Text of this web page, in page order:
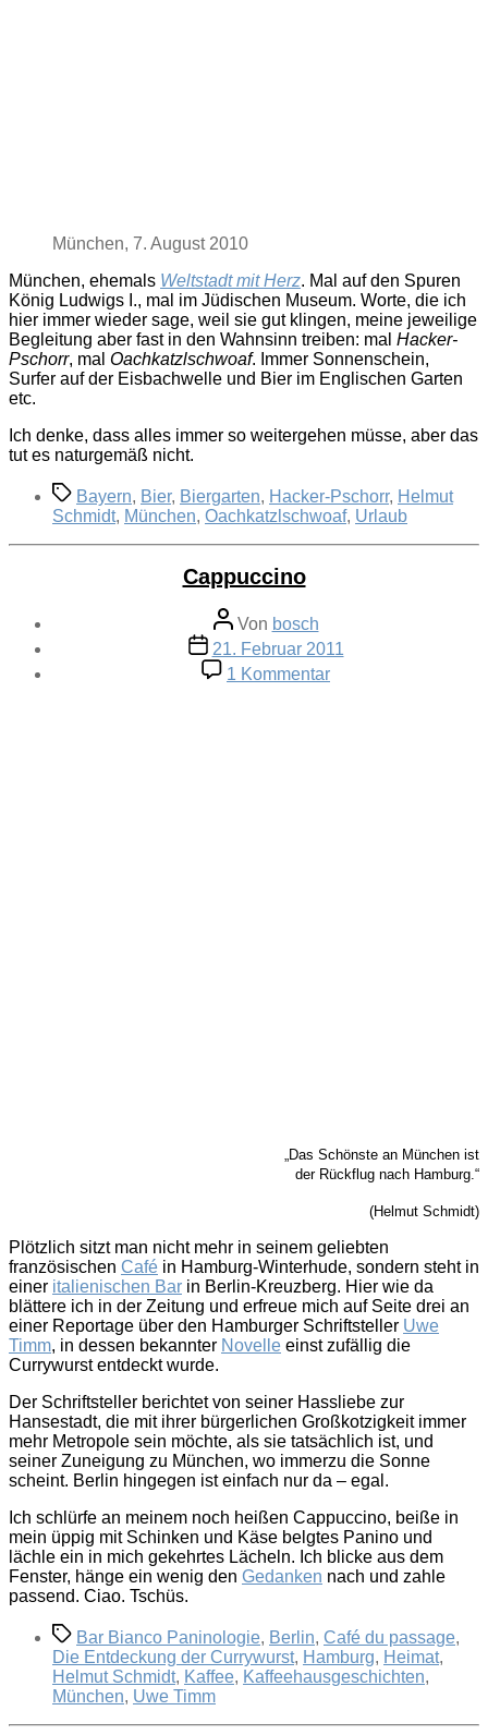
München, 7. August 2010
München, ehemals Weltstadt mit Herz. Mal auf den Spuren
König Ludwigs I., mal im Jüdischen Museum. Worte, die ich
hier immer wieder sage, weil sie gut klingen, meine jeweilige
Begleitung aber fast in den Wahnsinn treiben: mal Hacker-
Pschorr, mal Oachkatzlschwoaf. Immer Sonnenschein,
Surfer auf der Eisbachwelle und Bier im Englischen Garten
etc.
Ich denke, dass alles immer so weitergehen müsse, aber das
tut es naturgemäß nicht.
Schlagwörter
Bayern, Bier, Biergarten, Hacker-Pschorr, Helmut
Schmidt, München, Oachkatzlschwoaf, Urlaub
Cappuccino
Beitragsautor
Von bosch
Veröffentlichungsdatum
21. Februar 2011
1 Kommentarzu
Cappuccino
„Das Schönste an München ist
der Rückflug nach Hamburg.“
(Helmut Schmidt)
Plötzlich sitzt man nicht mehr in seinem geliebten
französischen Café in Hamburg-Winterhude, sondern steht in
einer italienischen Bar in Berlin-Kreuzberg. Hier wie da
blättere ich in der Zeitung und erfreue mich auf Seite drei an
einer Reportage über den Hamburger Schriftsteller Uwe
Timm, in dessen bekannter Novelle einst zufällig die
Currywurst entdeckt wurde.
Der Schriftsteller berichtet von seiner Hassliebe zur
Hansestadt, die mit ihrer bürgerlichen Großkotzigkeit immer
mehr Metropole sein möchte, als sie tatsächlich ist, und
seiner Zuneigung zu München, wo immerzu die Sonne
scheint. Berlin hingegen ist einfach nur da – egal.
Ich schlürfe an meinem noch heißen Cappuccino, beiße in
mein üppig mit Schinken und Käse belgtes Panino und
lächle ein in mich gekehrtes Lächeln. Ich blicke aus dem
Fenster, hänge ein wenig den Gedanken nach und zahle
passend. Ciao. Tschüs.
Schlagwörter
Bar Bianco Paninologie, Berlin, Café du passage,
Die Entdeckung der Currywurst, Hamburg, Heimat,
Helmut Schmidt, Kaffee, Kaffeehausgeschichten,
München, Uwe Timm